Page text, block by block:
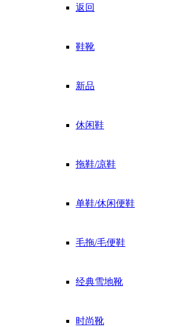
返回
鞋靴
新品
休闲鞋
拖鞋/凉鞋
单鞋/休闲便鞋
毛拖/毛便鞋
经典雪地靴
时尚靴